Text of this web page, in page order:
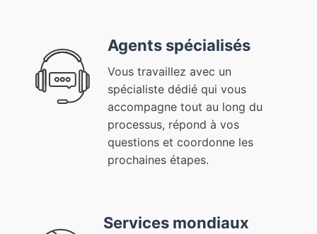
Agents spécialisés
Vous travaillez avec un
spécialiste dédié qui vous
accompagne tout au long du
processus, répond à vos
questions et coordonne les
prochaines étapes.
Services mondiaux